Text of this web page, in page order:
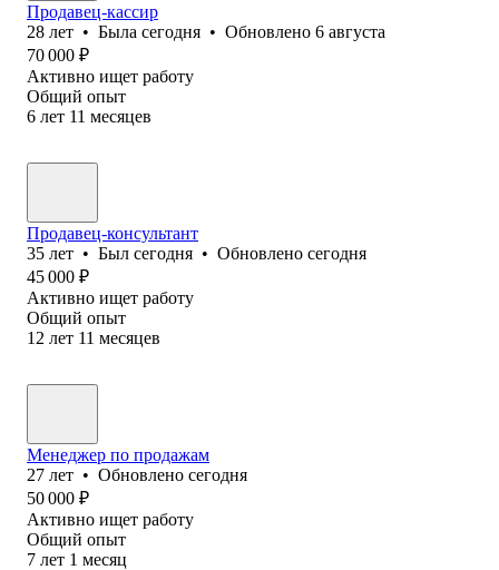
Продавец-кассир
28 лет • Была сегодня • Обновлено 6 августа
70 000 ₽
Активно ищет работу
Общий опыт
6 лет 11 месяцев
Продавец-консультант
35 лет • Был сегодня • Обновлено сегодня
45 000 ₽
Активно ищет работу
Общий опыт
12 лет 11 месяцев
Менеджер по продажам
27 лет • Обновлено сегодня
50 000 ₽
Активно ищет работу
Общий опыт
7 лет 1 месяц